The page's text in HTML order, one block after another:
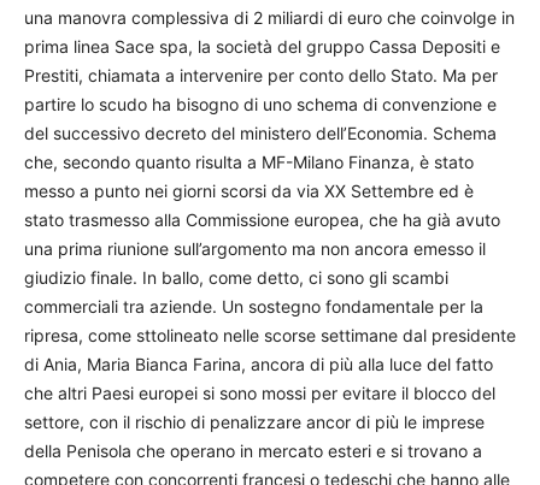
una manovra complessiva di 2 miliardi di euro che coinvolge in
prima linea Sace spa, la società del gruppo Cassa Depositi e
Prestiti, chiamata a intervenire per conto dello Stato. Ma per
partire lo scudo ha bisogno di uno schema di convenzione e
del successivo decreto del ministero dell’Economia. Schema
che, secondo quanto risulta a MF-Milano Finanza, è stato
messo a punto nei giorni scorsi da via XX Settembre ed è
stato trasmesso alla Commissione europea, che ha già avuto
una prima riunione sull’argomento ma non ancora emesso il
giudizio finale. In ballo, come detto, ci sono gli scambi
commerciali tra aziende. Un sostegno fondamentale per la
ripresa, come sttolineato nelle scorse settimane dal presidente
di Ania, Maria Bianca Farina, ancora di più alla luce del fatto
che altri Paesi europei si sono mossi per evitare il blocco del
settore, con il rischio di penalizzare ancor di più le imprese
della Penisola che operano in mercato esteri e si trovano a
competere con concorrenti francesi o tedeschi che hanno alle